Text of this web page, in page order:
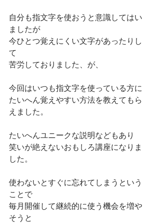
自分も指文字を使おうと意識してはい
ましたが
今ひとつ覚えにくい文字があったりし
て
苦労しておりました、が、
今回はいつも指文字を使っている方に
たいへん覚えやすい方法を教えてもら
えました。
たいへんユニークな説明などもあり
笑いが絶えないおもしろ講座になりま
した。
使わないとすぐに忘れてしまうという
ことで
毎月開催して継続的に使う機会を増や
そうと